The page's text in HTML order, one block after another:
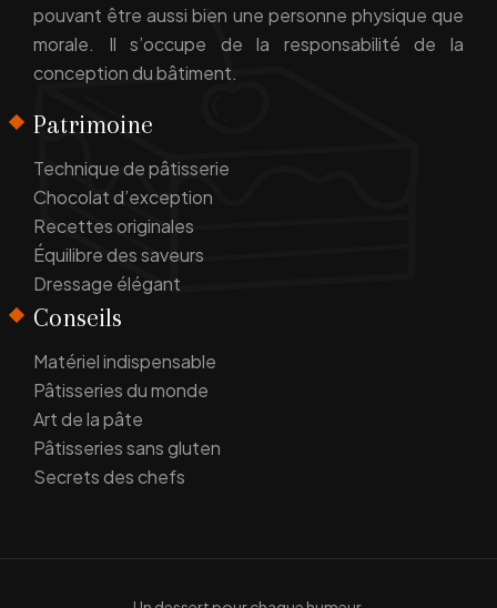
pouvant être aussi bien une personne physique que
morale. Il s’occupe de la responsabilité de la
conception du bâtiment.
Patrimoine
Technique de pâtisserie
Chocolat d’exception
Recettes originales
Équilibre des saveurs
Dressage élégant
Conseils
Matériel indispensable
Pâtisseries du monde
Art de la pâte
Pâtisseries sans gluten
Secrets des chefs